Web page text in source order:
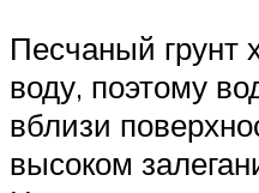
Песчаный грунт
воду, поэтому
вблизи
высоком